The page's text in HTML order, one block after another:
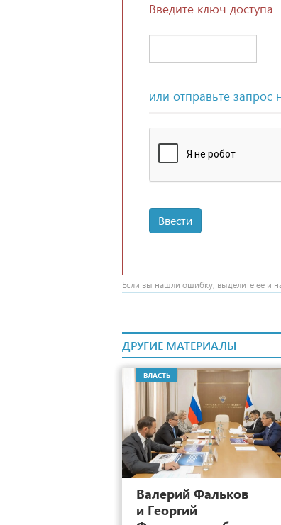
Введите ключ доступа
или отправьте
Ввести
Если вы нашли ошибку, выделите ее и
ДРУГИЕ МАТЕРИАЛЫ
ВЛАСТЬ
Валерий Фальков
и Георгий